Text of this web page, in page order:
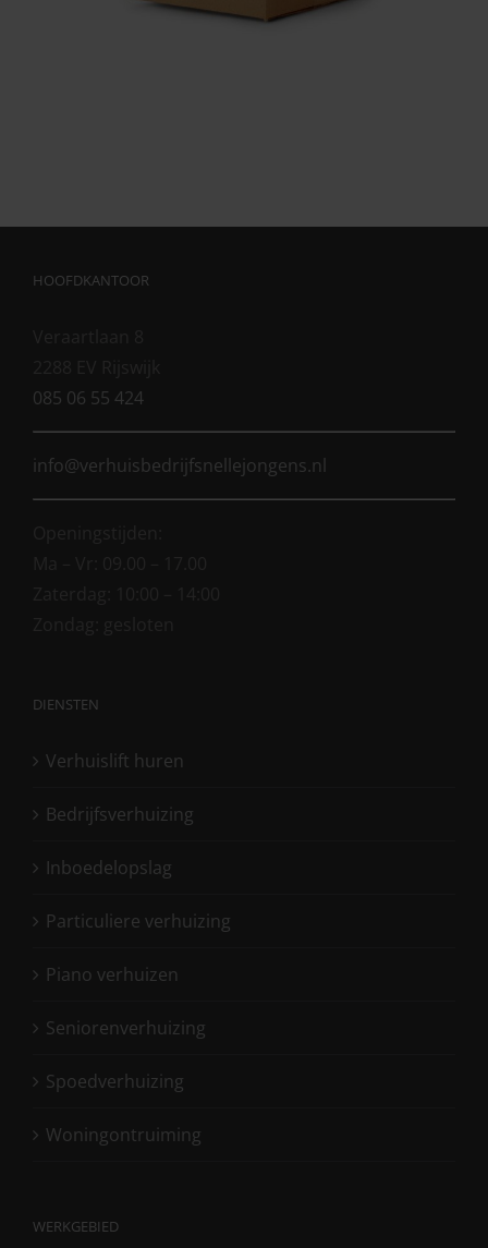
HOOFDKANTOOR
085 06 55 424
info@verhuisbedrijfsnellejongens.nl
DIENSTEN
Verhuislift huren
Bedrijfsverhuizing
Inboedelopslag
Particuliere verhuizing
Piano verhuizen
Seniorenverhuizing
Spoedverhuizing
Woningontruiming
WERKGEBIED